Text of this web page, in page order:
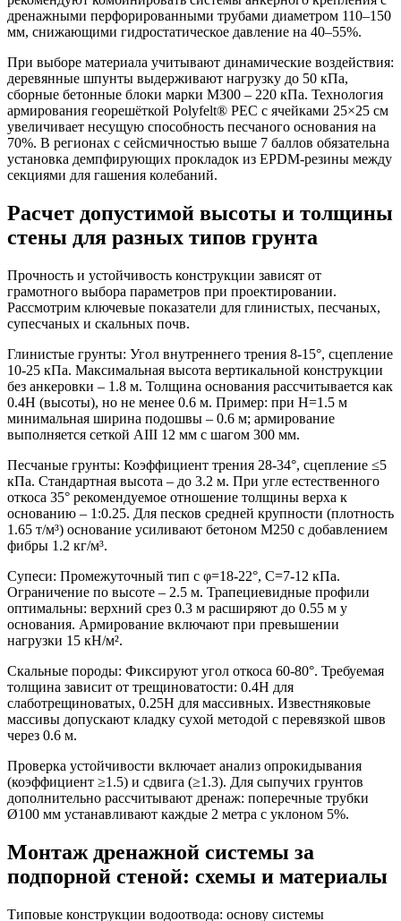
дренажными перфорированными трубами диаметром 110–150
мм, снижающими гидростатическое давление на 40–55%.
При выборе материала учитывают динамические воздействия:
деревянные шпунты выдерживают нагрузку до 50 кПа,
сборные бетонные блоки марки М300 – 220 кПа. Технология
армирования георешёткой Polyfelt® PEC с ячейками 25×25 см
увеличивает несущую способность песчаного основания на
70%. В регионах с сейсмичностью выше 7 баллов обязательна
установка демпфирующих прокладок из EPDM-резины между
секциями для гашения колебаний.
Расчет допустимой высоты и толщины
стены для разных типов грунта
Прочность и устойчивость конструкции зависят от
грамотного выбора параметров при проектировании.
Рассмотрим ключевые показатели для глинистых, песчаных,
супесчаных и скальных почв.
Глинистые грунты: Угол внутреннего трения 8-15°, сцепление
10-25 кПа. Максимальная высота вертикальной конструкции
без анкеровки – 1.8 м. Толщина основания рассчитывается как
0.4H (высоты), но не менее 0.6 м. Пример: при H=1.5 м
минимальная ширина подошвы – 0.6 м; армирование
выполняется сеткой АIII 12 мм с шагом 300 мм.
Песчаные грунты: Коэффициент трения 28-34°, сцепление ≤5
кПа. Стандартная высота – до 3.2 м. При угле естественного
откоса 35° рекомендуемое отношение толщины верха к
основанию – 1:0.25. Для песков средней крупности (плотность
1.65 т/м³) основание усиливают бетоном М250 с добавлением
фибры 1.2 кг/м³.
Супеси: Промежуточный тип с φ=18-22°, C=7-12 кПа.
Ограничение по высоте – 2.5 м. Трапециевидные профили
оптимальны: верхний срез 0.3 м расширяют до 0.55 м у
основания. Армирование включают при превышении
нагрузки 15 кН/м².
Скальные породы: Фиксируют угол откоса 60-80°. Требуемая
толщина зависит от трещиноватости: 0.4H для
слаботрещиноватых, 0.25H для массивных. Известняковые
массивы допускают кладку сухой методой с перевязкой швов
через 0.6 м.
Проверка устойчивости включает анализ опрокидывания
(коэффициент ≥1.5) и сдвига (≥1.3). Для сыпучих грунтов
дополнительно рассчитывают дренаж: поперечные трубки
Ø100 мм устанавливают каждые 2 метра с уклоном 5%.
Монтаж дренажной системы за
подпорной стеной: схемы и материалы
Типовые конструкции водоотвода: основу системы